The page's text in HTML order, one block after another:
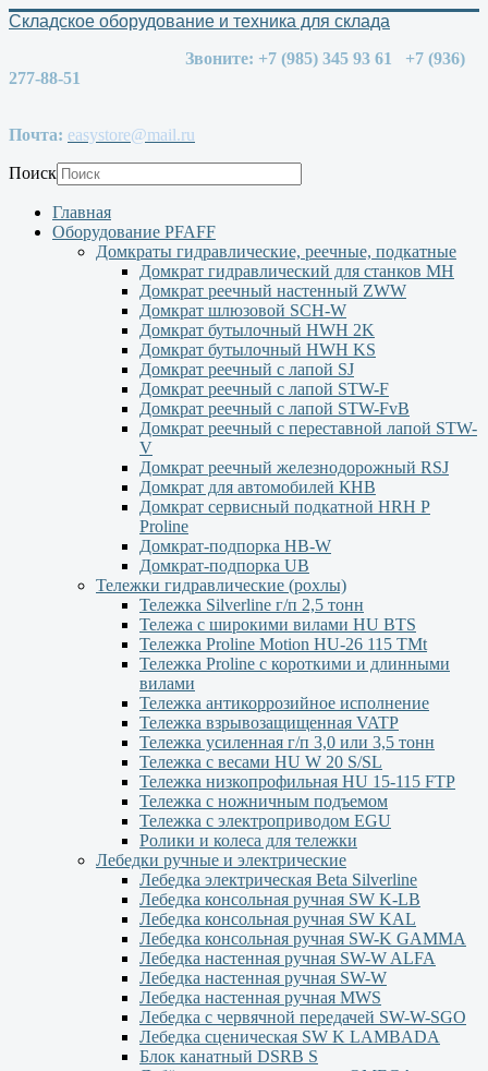
Складское оборудование и техника для склада
Звоните: +7 (985) 345 93 61 +7 (936)
277-88-51
Почта: easystore@mail.ru
Поиск
Главная
Оборудование PFAFF
Домкраты гидравлические, реечные, подкатные
Домкрат гидравлический для станков МН
Домкрат реечный настенный ZWW
Домкрат шлюзовой SCH-W
Домкрат бутылочный HWH 2K
Домкрат бутылочный HWH KS
Домкрат реечный с лапой SJ
Домкрат реечный с лапой STW-F
Домкрат реечный с лапой STW-FvB
Домкрат реечный с переставной лапой STW-
V
Домкрат реечный железнодорожный RSJ
Домкрат для автомобилей КНВ
Домкрат сервисный подкатной НRH P
Proline
Домкрат-подпорка HB-W
Домкрат-подпорка UB
Тележки гидравлические (рохлы)
Тележка Silverline г/п 2,5 тонн
Тележа с широкими вилами HU BTS
Тележка Proline Motion HU-26 115 TMt
Тележка Proline с короткими и длинными
вилами
Тележка антикоррозийное исполнение
Тележка взрывозащищенная VATP
Тележка усиленная г/п 3,0 или 3,5 тонн
Тележка с весами HU W 20 S/SL
Тележка низкопрофильная HU 15-115 FTP
Тележка с ножничным подъемом
Тележка с электроприводом EGU
Ролики и колеса для тележки
Лебедки ручные и электрические
Лебедка электрическая Beta Silverline
Лебедка консольная ручная SW K-LB
Лебедка консольная ручная SW KAL
Лебедка консольная ручная SW-K GAMMA
Лебедка настенная ручная SW-W ALFA
Лебедка настенная ручная SW-W
Лебедка настенная ручная MWS
Лебедка с червячной передачей SW-W-SGO
Лебедка сценическая SW K LAMBADA
Блок канатный DSRB S